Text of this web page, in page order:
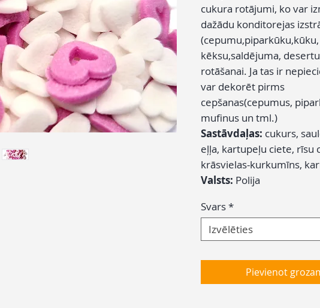
cukura rotājumi, ko var
dažādu konditorejas
(cepumu,piparkūku,kūku,
kēksu,saldējuma,
rotāšanai. Ja tas ir
var dekorēt pirms
cepšanas(cepumus,
mufinus un tml.)
Sastāvdaļas: cukurs,
eļļa, kartupeļu ciete, rīsu
krāsvielas-kurkumīns,
Valsts: Polija
Svars*
Izvēlēties
Pievienot